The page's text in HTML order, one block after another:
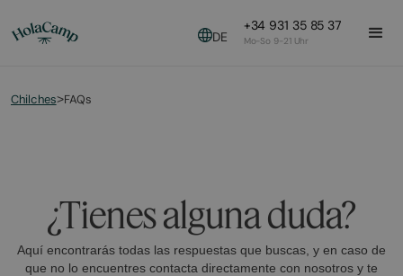
DE
+34 931 35 85 37
Mo-So 9-21 Uhr
Chilches>FAQs
¿Tienes alguna duda?
Aquí encontrarás todas las respuestas que buscas, y en caso de
que no lo encuentres contacta directamente con nosotros y te